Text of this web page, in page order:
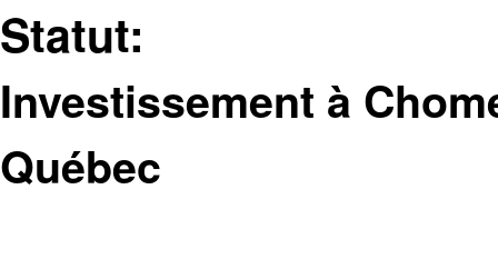
Statut:
Investissement à
Québec